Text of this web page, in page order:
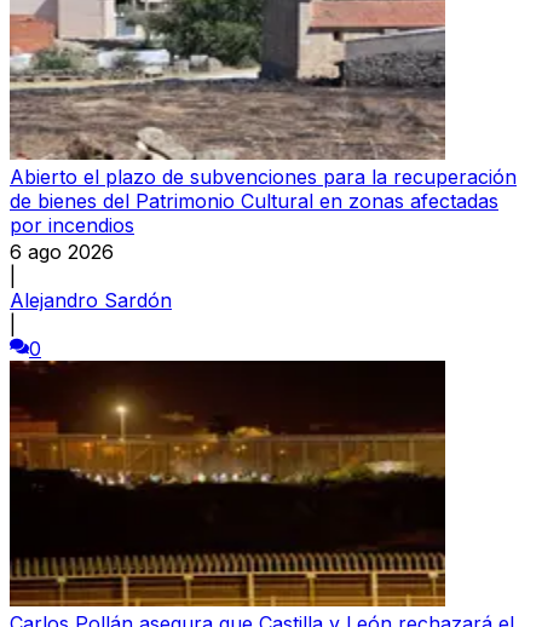
Abierto el plazo de subvenciones para la recuperación
de bienes del Patrimonio Cultural en zonas afectadas
por incendios
6 ago 2026
Alejandro Sardón
0